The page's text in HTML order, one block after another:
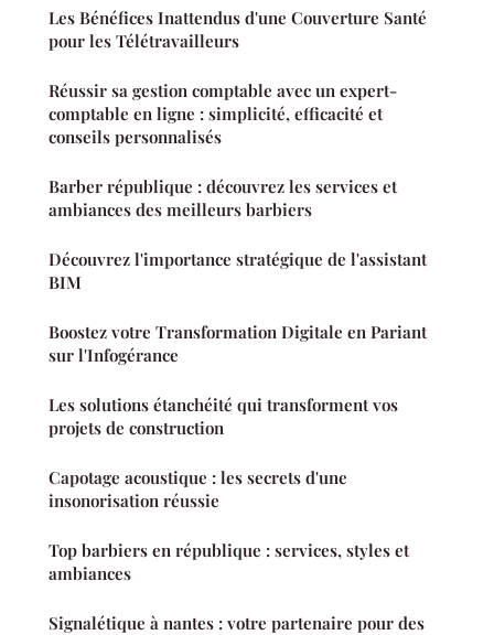
Les Bénéfices Inattendus d'une Couverture Santé
pour les Télétravailleurs
Réussir sa gestion comptable avec un expert-
comptable en ligne : simplicité, efficacité et
conseils personnalisés
Barber république : découvrez les services et
ambiances des meilleurs barbiers
Découvrez l'importance stratégique de l'assistant
BIM
Boostez votre Transformation Digitale en Pariant
sur l'Infogérance
Les solutions étanchéité qui transforment vos
projets de construction
Capotage acoustique : les secrets d'une
insonorisation réussie
Top barbiers en république : services, styles et
ambiances
Signalétique à nantes : votre partenaire pour des